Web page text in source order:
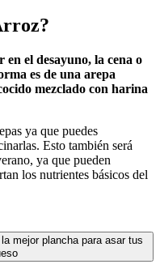
el desayuno, la cena o
es de una arepa
mezclado con harina
ya que puedes
Esto también será
ya que pueden
los nutrientes básicos del
mejor plancha para asar tus